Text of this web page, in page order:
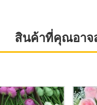
สินค้าที่คุณอาจ